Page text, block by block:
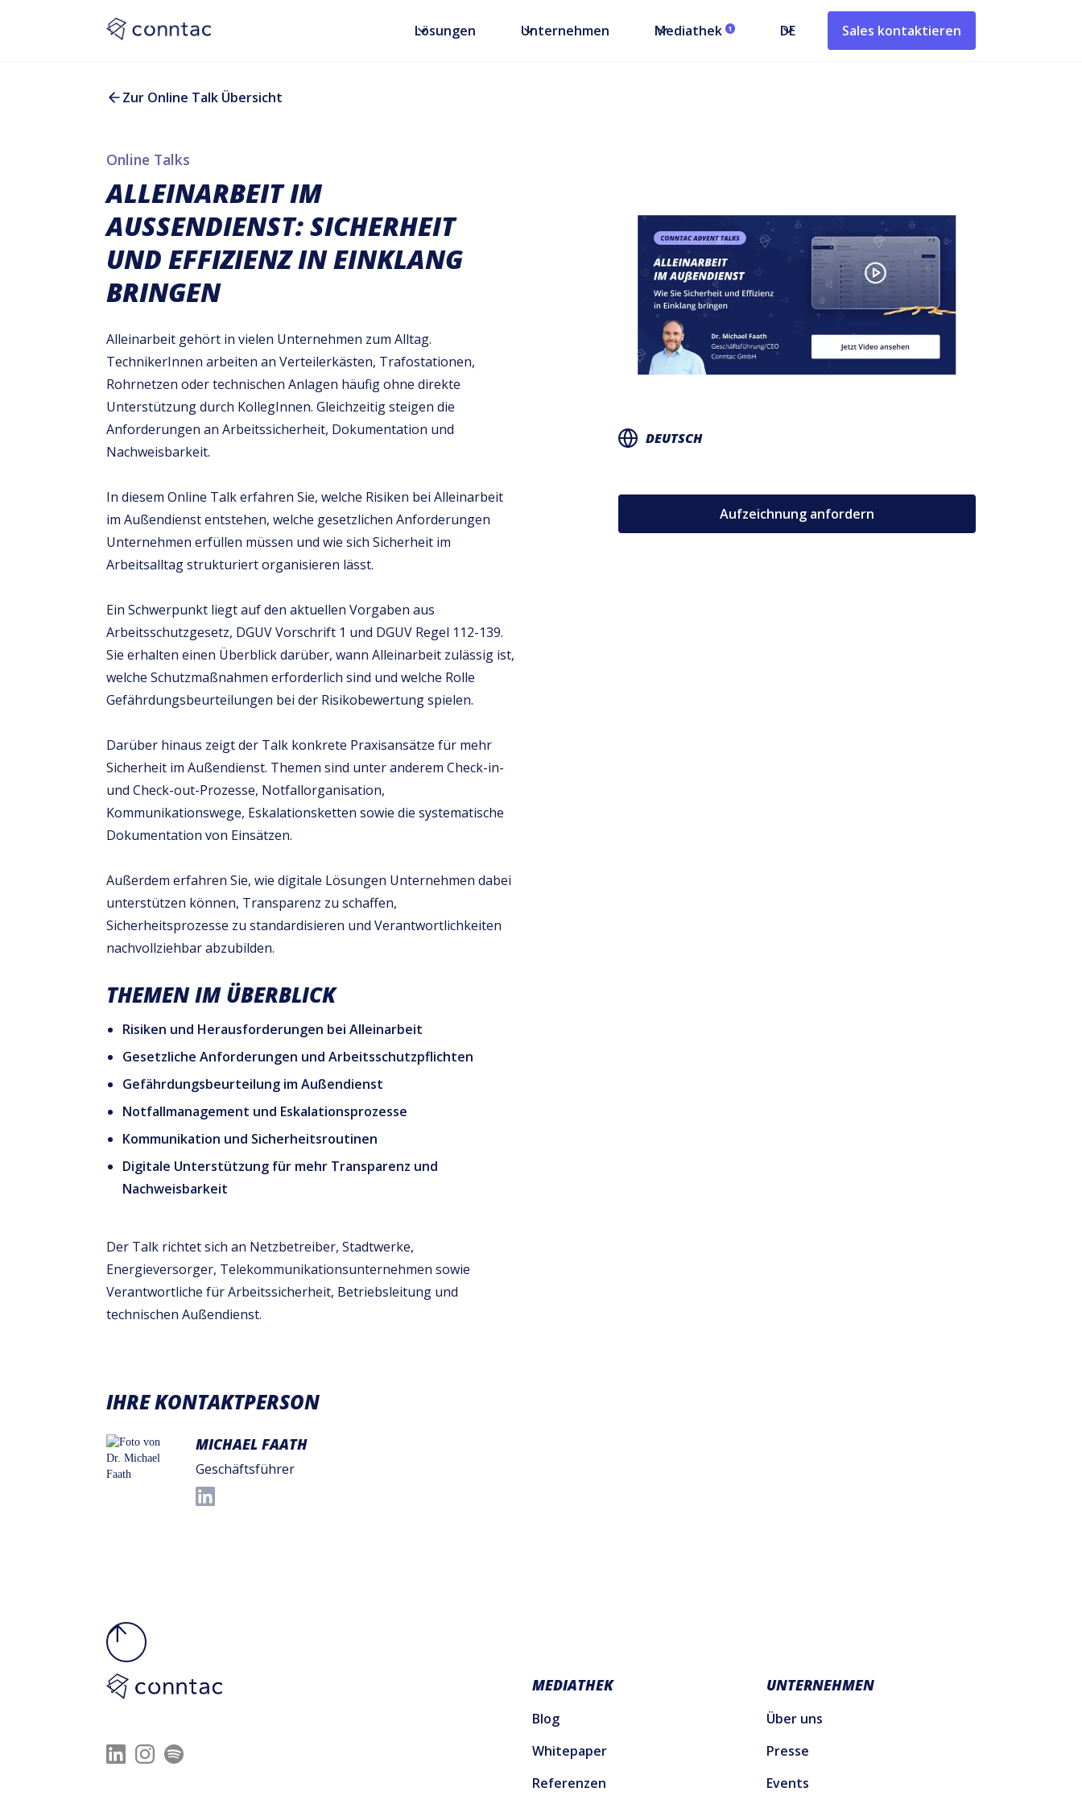
Lösungen Unternehmen Mediathek 1 DE Sales kontaktieren
Zur Online Talk Übersicht
Online Talks
ALLEINARBEIT IM
AUSSENDIENST: SICHERHEIT U
ND EFFIZIENZ IN EINKLANG B
RINGEN
Alleinarbeit gehört in vielen Unternehmen zum Alltag.
TechnikerInnen arbeiten an Verteilerkästen, Trafostationen,
Rohrnetzen oder technischen Anlagen häufig ohne direkte
Unterstützung durch KollegInnen. Gleichzeitig steigen die
Anforderungen an Arbeitssicherheit, Dokumentation und
Nachweisbarkeit.
In diesem Online Talk erfahren Sie, welche Risiken bei Alleinarbeit
im Außendienst entstehen, welche gesetzlichen Anforderungen
Unternehmen erfüllen müssen und wie sich Sicherheit im
Arbeitsalltag strukturiert organisieren lässt.
Ein Schwerpunkt liegt auf den aktuellen Vorgaben aus
Arbeitsschutzgesetz, DGUV Vorschrift 1 und DGUV Regel 112-139.
Sie erhalten einen Überblick darüber, wann Alleinarbeit zulässig ist,
welche Schutzmaßnahmen erforderlich sind und welche Rolle
Gefährdungsbeurteilungen bei der Risikobewertung spielen.
Darüber hinaus zeigt der Talk konkrete Praxisansätze für mehr
Sicherheit im Außendienst. Themen sind unter anderem Check-in-
und Check-out-Prozesse, Notfallorganisation,
Kommunikationswege, Eskalationsketten sowie die systematische
Dokumentation von Einsätzen.
Außerdem erfahren Sie, wie digitale Lösungen Unternehmen dabei
unterstützen können, Transparenz zu schaffen,
Sicherheitsprozesse zu standardisieren und Verantwortlichkeiten
nachvollziehbar abzubilden.
THEMEN IM ÜBERBLICK
Risiken und Herausforderungen bei Alleinarbeit
Gesetzliche Anforderungen und Arbeitsschutzpflichten
Gefährdungsbeurteilung im Außendienst
Notfallmanagement und Eskalationsprozesse
Kommunikation und Sicherheitsroutinen
Digitale Unterstützung für mehr Transparenz und
Nachweisbarkeit
Der Talk richtet sich an Netzbetreiber, Stadtwerke,
Energieversorger, Telekommunikationsunternehmen sowie
Verantwortliche für Arbeitssicherheit, Betriebsleitung und
technischen Außendienst.
IHRE KONTAKTPERSON
MICHAEL FAATH
Geschäftsführer
DEUTSCH
Aufzeichnung anfordern
MEDIATHEK
Blog
Whitepaper
Referenzen
UNTERNEHMEN
Über uns
Presse
Events